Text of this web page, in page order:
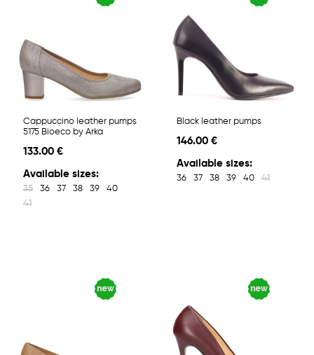
Cappuccino leather pumps
5175 Bioeco by Arka
133.00 €
Available sizes:
35 36 37 38 39
40
41
Black leather pumps
146.00 €
Available sizes:
36 37 38 39 40 41